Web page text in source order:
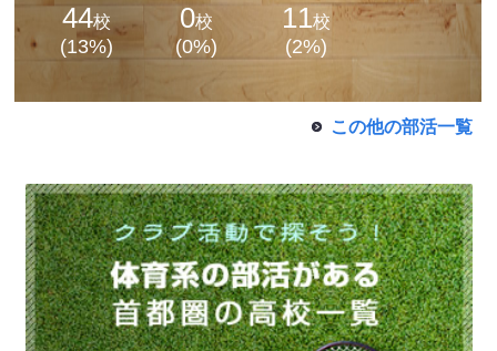
最近見た学校
学校閲覧履歴はありません
ブックマークした学校
44校
(13%)
0校
(0%)
11校
(2%)
この他の部活一覧